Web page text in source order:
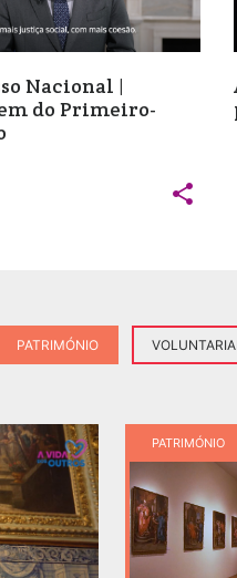
Nacional |
do Primeiro-

PATRIMÓNIO
PATRIMÓNIO